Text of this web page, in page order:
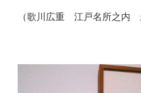
（歌川広重 江戸名所之内